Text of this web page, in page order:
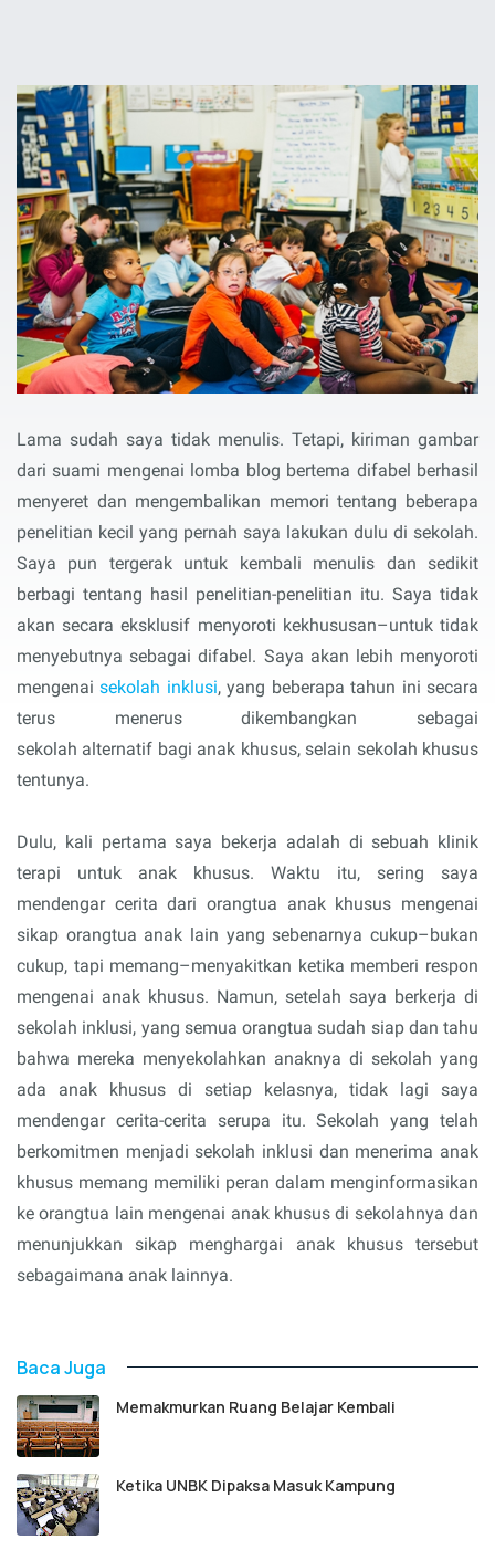
Lama sudah saya tidak menulis. Tetapi, kiriman gambar
dari suami mengenai lomba blog bertema difabel berhasil
menyeret dan mengembalikan memori tentang beberapa
penelitian kecil yang pernah saya lakukan dulu di sekolah.
Saya pun tergerak untuk kembali menulis dan sedikit
berbagi tentang hasil penelitian-penelitian itu. Saya tidak
akan secara eksklusif menyoroti kekhususan–untuk tidak
menyebutnya sebagai difabel. Saya akan lebih menyoroti
mengenaisekolah inklusi, yang beberapa tahun ini secara
terus menerus dikembangkan sebagai
sekolah alternatif bagi anak khusus, selain sekolah khusus
tentunya.
Dulu, kali pertama saya bekerja adalah di sebuah klinik
terapi untuk anak khusus. Waktu itu, sering saya
mendengar cerita dari orangtua anak khusus mengenai
sikap orangtua anak lain yang sebenarnya cukup–bukan
cukup, tapi memang–menyakitkan ketika memberi respon
mengenai anak khusus. Namun, setelah saya berkerja di
sekolah inklusi, yang semua orangtua sudah siap dan tahu
bahwa mereka menyekolahkan anaknya di sekolah yang
ada anak khusus di setiap kelasnya, tidak lagi saya
mendengar cerita-cerita serupa itu. Sekolah yang telah
berkomitmen menjadi sekolah inklusi dan menerima anak
khusus memang memiliki peran dalam menginformasikan
ke orangtua lain mengenai anak khusus di sekolahnya dan
menunjukkan sikap menghargai anak khusus tersebut
sebagaimana anak lainnya.
Baca Juga
Memakmurkan Ruang Belajar Kembali
Ketika UNBK Dipaksa Masuk Kampung